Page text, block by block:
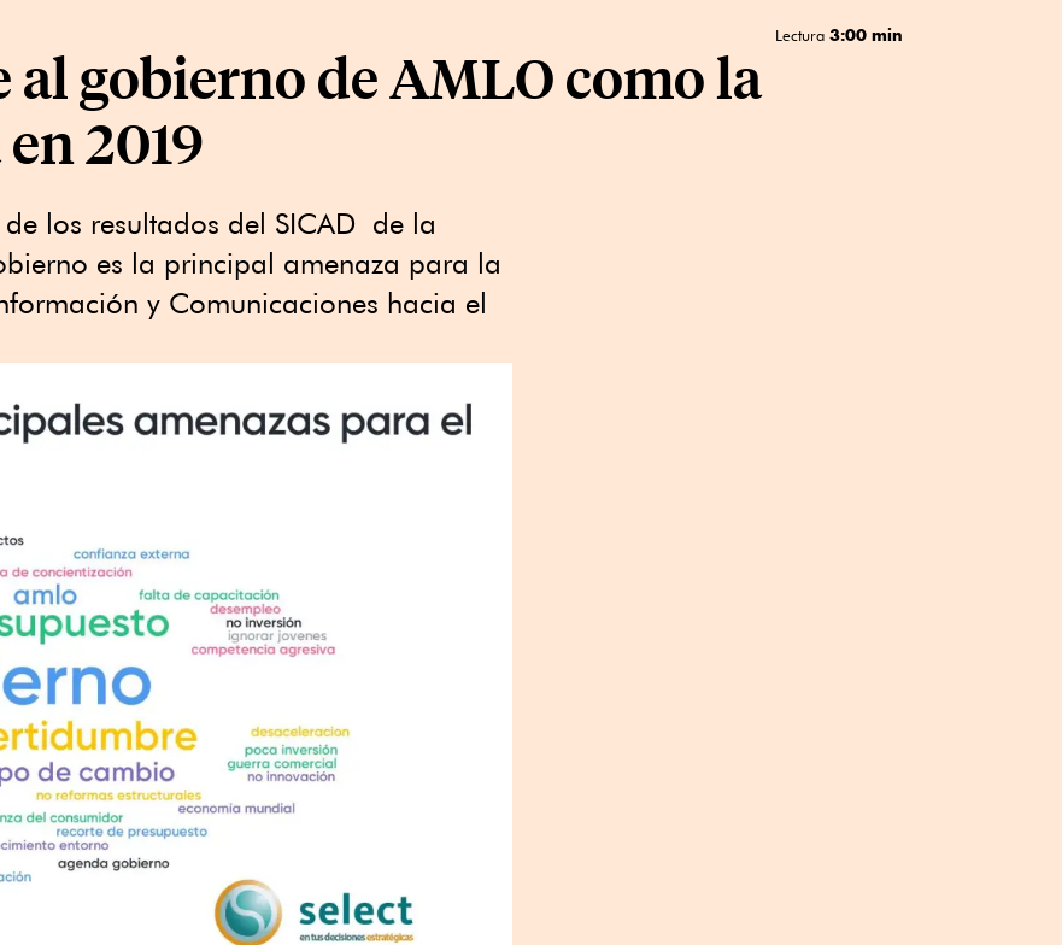
Lectura 3:00 min
gobierno de AMLO como la
2019
los resultados del SICAD de la
es la principal amenaza para la
y Comunicaciones hacia el